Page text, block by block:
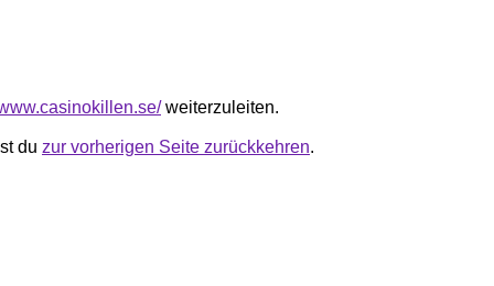
weiterzuleiten.
du zur vorherigen Seite zurückkehren.